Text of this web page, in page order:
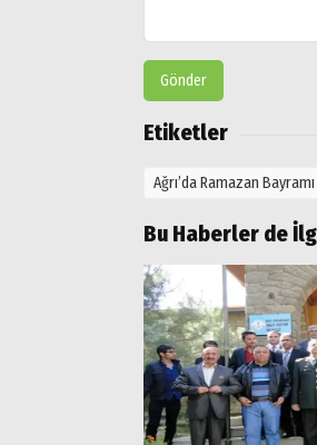
Gönder
Etiketler
Ağrı’da Ramazan
Bu Haberler de